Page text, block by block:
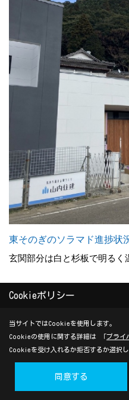
東そのぎのソラマド進捗状
玄関部分は白と杉板で明るく
Cookieポリシー
当サイトではCookieを使用します。
Cookieの使用に関する詳細は 「プライ
Cookieを受け入れるか拒否するか選択し
同意する